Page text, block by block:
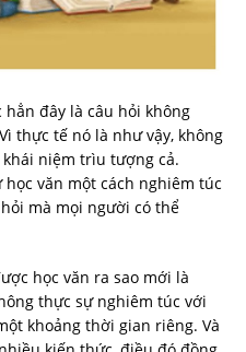
hẳn đây là câu hỏi không
thực tế nó là như vậy, không
niệm trìu tượng cả.
văn một cách nghiêm túc
mà mọi người có thể
học văn ra sao mới là
thực sự nghiêm túc với
khoảng thời gian riêng. Và